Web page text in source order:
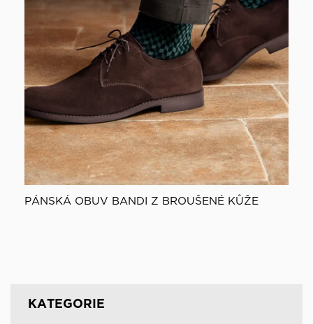
KATEGORIE
PÁNSKÁ OBUV BANDI Z BROUŠENÉ KŮŽE